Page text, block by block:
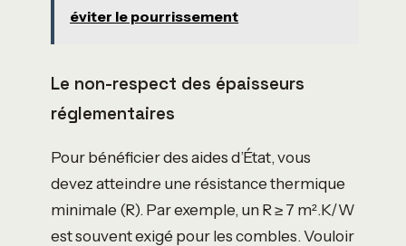
éviter le pourrissement
Le non-respect des épaisseurs
réglementaires
Pour bénéficier des aides d’État, vous
devez atteindre une résistance thermique
minimale (R). Par exemple, un R ≥ 7 m².K/W
est souvent exigé pour les combles. Vouloir